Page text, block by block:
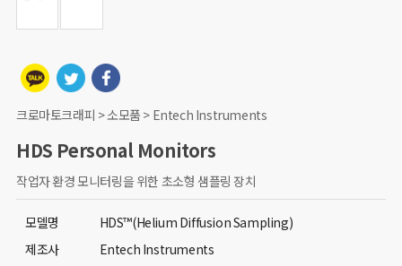
크로마토크래피 > 소모품 > Entech Instruments
HDS Personal Monitors
작업자 환경 모니터링을 위한 초소형 샘플링 장치
모델명
HDS™(Helium Diffusion Sampling)
제조사
Entech Instruments